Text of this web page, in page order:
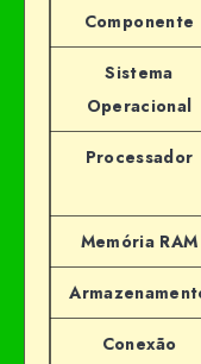
Componente
Sistema
Operacional
Processador
Memória RAM
Conexão